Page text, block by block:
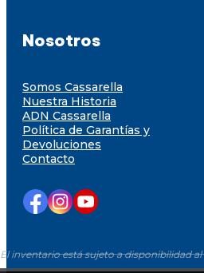
El inventario está sujeto a disponibilidad
Nosotros
Somos Cassarella
Nuestra Historia
ADN Cassarella
Política de Garantías y
Devoluciones
Contacto